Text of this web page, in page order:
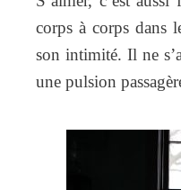
corps à corps dans
son intimité. Il ne
une pulsion